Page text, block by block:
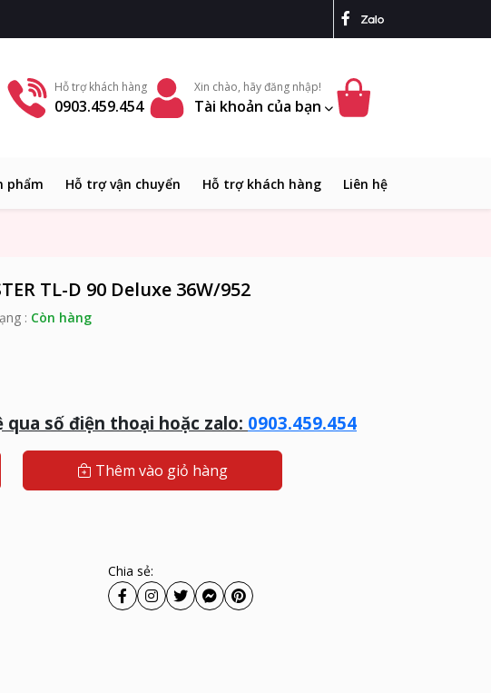
Hỗ trợ khách hàng
0903.459.454
Xin chào, hãy đăng nhập!
Tài khoản của bạn
phẩm Hỗ trợ vận chuyển Hỗ trợ khách hàng Liên hệ
TL-D 90 Deluxe 36W/952
: Còn hàng
số điện thoại hoặc zalo: 0903.459.454
Thêm vào giỏ hàng
Chia sẻ: